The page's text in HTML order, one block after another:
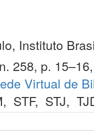
Instituto
258, p.
Virtual de
, STF, STJ,